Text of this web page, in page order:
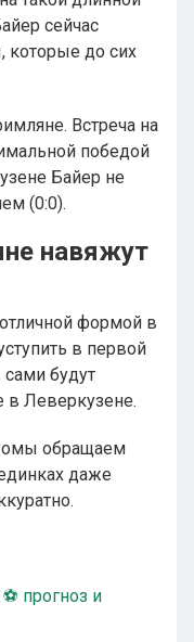
сейчас
до сих
Встреча на
победой
Байер не
(0:0).
навяжут
формой в
в первой
будут
в Леверкузене.
обращаем
даже
прогноз и